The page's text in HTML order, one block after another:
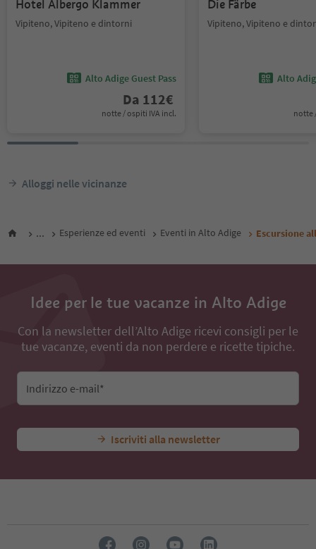
Hotel Albergo Klammer
Vipiteno, Vipiteno e dintorni
Alto Adige Guest Pass
Da 112€
notte / ospiti IVA incl.
Die Färbe
Vipiteno, Vipiteno e
Alto
notte
Alloggi nelle vicinanze
... Esperienze ed eventi Eventi in Alto Adige Escursione
Idee per le tue vacanze in Alto Adige
Con la newsletter dell’Alto Adige ricevi consigli per le
tue vacanze, eventi da non perdere e ricette tipiche.
Indirizzo e-mail*
Iscriviti alla newsletter